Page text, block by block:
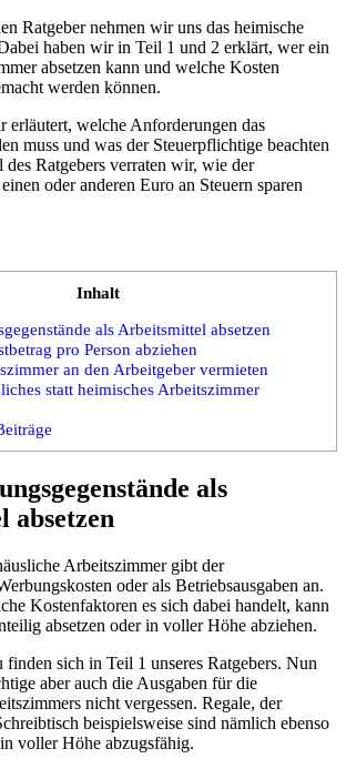
Ratgeber nehmen wir uns das heimische
haben wir in Teil 1 und 2 erklärt, wer ein
absetzen kann und welche Kosten
werden können.
erläutert, welche Anforderungen das
muss und was der Steuerpflichtige beachten
Ratgebers verraten wir, wie der
oder anderen Euro an Steuern sparen
Inhalt
als Arbeitsmittel absetzen
pro Person abziehen
an den Arbeitgeber vermieten
statt heimisches Arbeitszimmer
als
absetzen
Arbeitszimmer gibt der
oder als Betriebsausgaben an.
Kostenfaktoren es sich dabei handelt, kann
absetzen oder in voller Höhe abziehen.
finden sich in Teil 1 unseres Ratgebers. Nun
aber auch die Ausgaben für die
nicht vergessen. Regale, der
beispielsweise sind nämlich ebenso
voller Höhe abzugsfähig.